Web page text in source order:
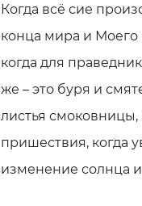
Когда всё сие
конца мира и Моего
когда для
же – это буря и
листья смоковницы,
пришествия, когда
изменение солнца